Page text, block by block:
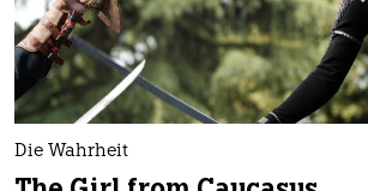
Die Wahrheit